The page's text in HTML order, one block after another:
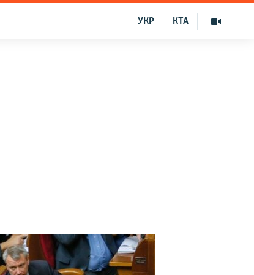
КТА
УКР